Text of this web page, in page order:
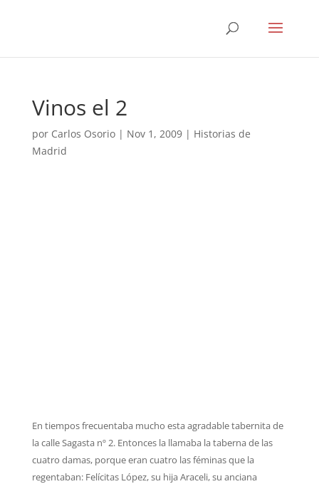
Vinos el 2
por Carlos Osorio| Nov 1, 2009| Historias de
Madrid
En tiempos frecuentaba mucho esta agradable tabernita de
la calle Sagasta nº 2. Entonces la llamaba la taberna de las
cuatro damas, porque eran cuatro las féminas que la
regentaban: Felícitas López, su hija Araceli, su anciana